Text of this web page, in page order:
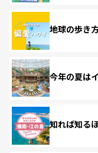
地球の歩き
今年の夏は
知れば知る